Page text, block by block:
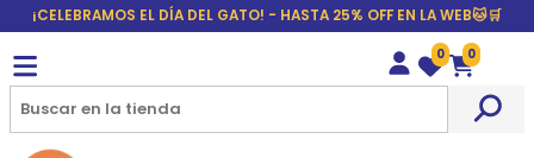
¡CELEBRAMOS EL DÍA DEL GATO! - HASTA 25% OFF EN LA WEB🐱🛒
Wishlist
0
Carrito
0